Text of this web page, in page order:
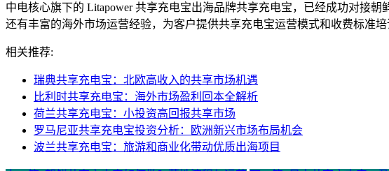
中电核心旗下的 Litapower 共享充电宝出海品牌共享充电宝，已经成功对接
还有丰富的海外市场运营经验，为客户提供共享充电宝运营模式和收费标准
相关推荐:
瑞典共享充电宝：北欧高收入的共享市场机遇
比利时共享充电宝：海外市场盈利回本全解析
荷兰共享充电宝：小投资高回报共享市场
罗马尼亚共享充电宝投资分析：欧洲新兴市场布局机会
波兰共享充电宝：旅游和商业化带动优质出海项目